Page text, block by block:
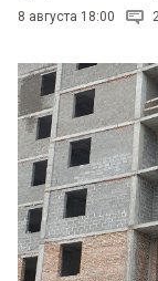
8 августа 18:00